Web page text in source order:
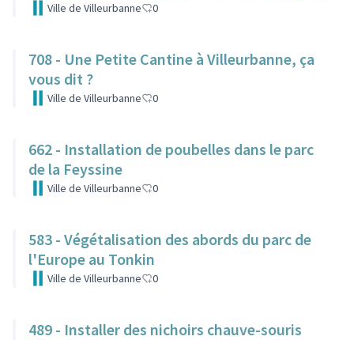
Ville de Villeurbanne 0
708 - Une Petite Cantine à Villeurbanne, ça
vous dit ?
Ville de Villeurbanne 0
662 - Installation de poubelles dans le parc
de la Feyssine
Ville de Villeurbanne 0
583 - Végétalisation des abords du parc de
l'Europe au Tonkin
Ville de Villeurbanne 0
489 - Installer des nichoirs chauve-souris